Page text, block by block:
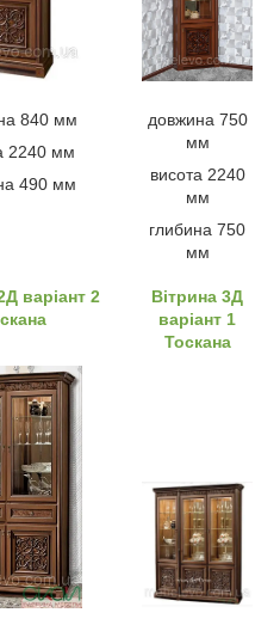
840 мм
2240 мм
490 мм
довжина 750
мм
висота 2240
мм
глибина 750
мм
варіант 2
Вітрина 3Д
варіант 1
Тоскана